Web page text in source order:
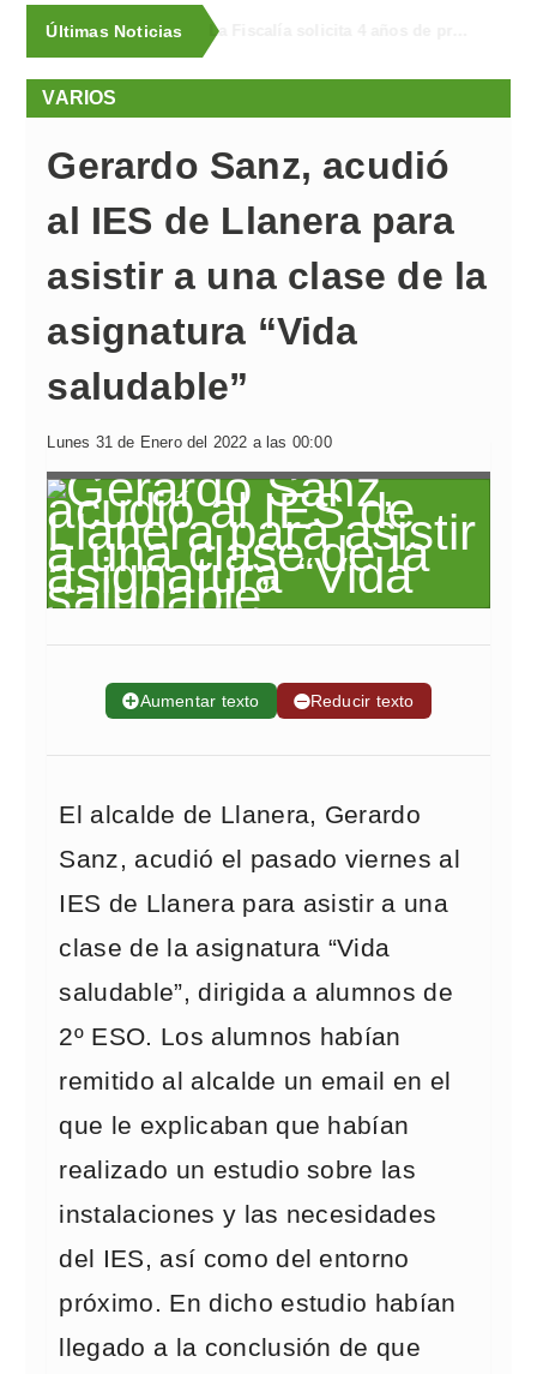
Últimas Noticias
VARIOS
Gerardo Sanz, acudió
al IES de Llanera para
asistir a una clase de la
asignatura “Vida
saludable”
Lunes 31 de Enero del 2022 a las 00:00
➕Aumentar texto ➖Reducir texto
El alcalde de Llanera, Gerardo
Sanz, acudió el pasado viernes al
IES de Llanera para asistir a una
clase de la asignatura “Vida
saludable”, dirigida a alumnos de
2º ESO. Los alumnos habían
remitido al alcalde un email en el
que le explicaban que habían
realizado un estudio sobre las
instalaciones y las necesidades
del IES, así como del entorno
próximo. En dicho estudio habían
llegado a la conclusión de que